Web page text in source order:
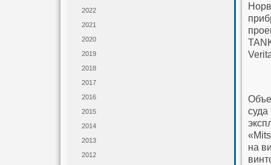
2022
2021
2020
2019
2018
2017
2016
2015
2014
2013
2012
на